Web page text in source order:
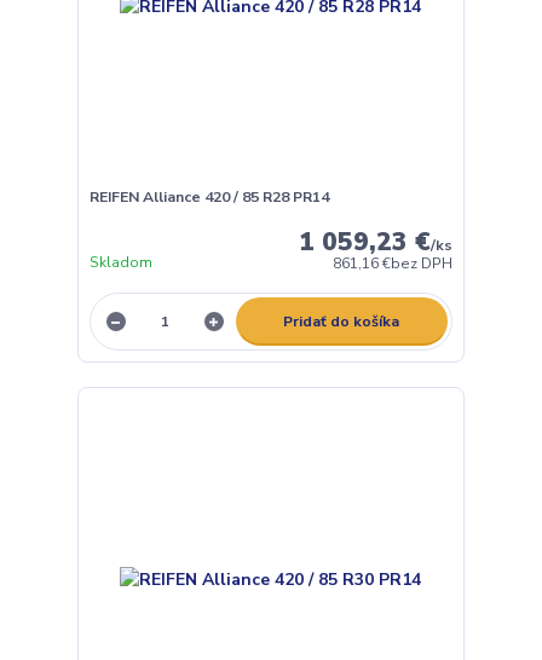
REIFEN Alliance 420 / 85 R28 PR14
1 059,23 €/ks
861,16 €bez DPH
Skladom
Pridať do košíka